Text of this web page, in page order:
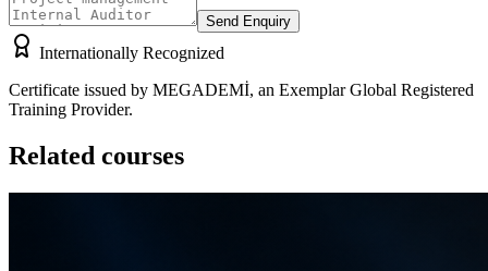
Send Enquiry
Internationally Recognized
Certificate issued by MEGADEMİ, an Exemplar Global Registered
Training Provider.
Related courses